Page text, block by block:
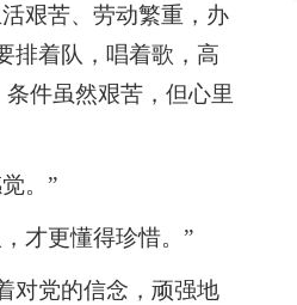
艰苦、劳动繁重，办
排着队，唱着歌，高
件虽然艰苦，但心里
。”
才更懂得珍惜。”
对党的信念，顽强地